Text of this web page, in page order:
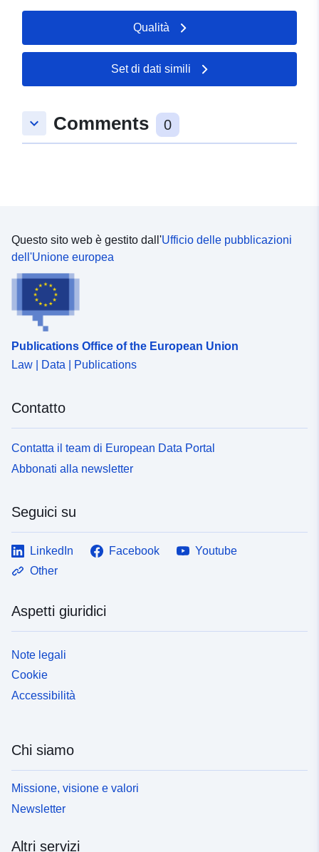
Qualità
Set di dati simili
keyboard_arrow_down Comments 0
Questo sito web è gestito dall'Ufficio delle pubblicazioni
dell'Unione europea
Publications Office of the European Union
Law | Data | Publications
Contatto
Contatta il team di European Data Portal
Abbonati alla newsletter
Seguici su
LinkedIn Facebook
Youtube
Other
Aspetti giuridici
Note legali
Cookie
Accessibilità
Chi siamo
Missione, visione e valori
Newsletter
Altri servizi